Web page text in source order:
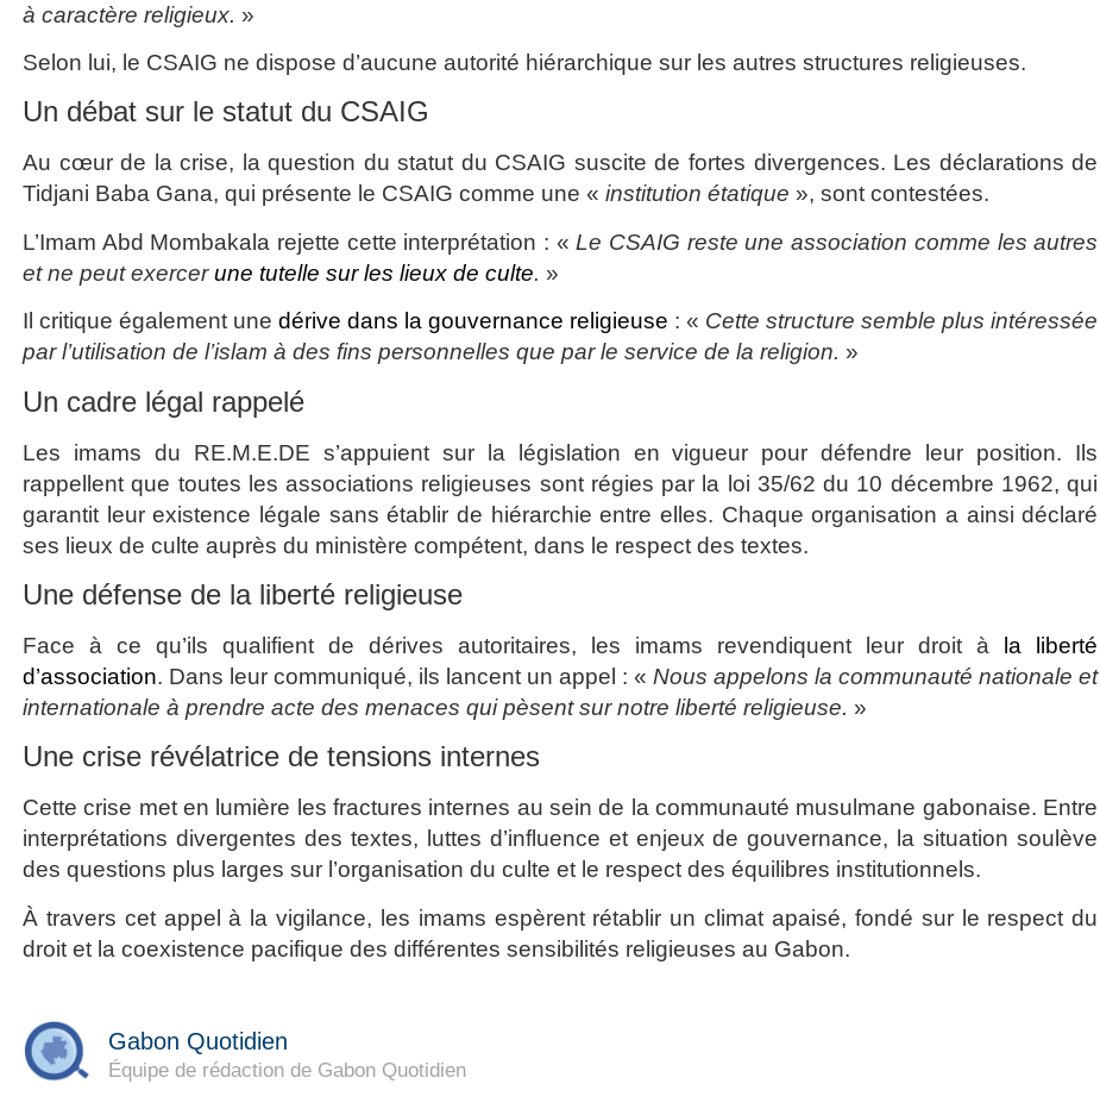
à caractère religieux. »
Selon lui, le CSAIG ne dispose d’aucune autorité hiérarchique sur les autres structures religieuses.
Un débat sur le statut du CSAIG
Au cœur de la crise, la question du statut du CSAIG suscite de fortes divergences. Les déclarations de
Tidjani Baba Gana, qui présente le CSAIG comme une « institution étatique », sont contestées.
L’Imam Abd Mombakala rejette cette interprétation : «Le CSAIG reste une association comme les autres
et ne peut exercerune tutelle sur les lieux de culte. »
Il critique également unedérive dans la gouvernance religieuse : « Cette structure semble plus intéressée
par l’utilisation de l’islam à des fins personnelles que par le service de la religion. »
Un cadre légal rappelé
Les imams du RE.M.E.DE s’appuient sur la législation en vigueur pour défendre leur position. Ils
rappellent que toutes les associations religieuses sont régies par la loi 35/62 du 10 décembre 1962, qui
garantit leur existence légale sans établir de hiérarchie entre elles. Chaque organisation a ainsi déclaré
ses lieux de culte auprès du ministère compétent, dans le respect des textes.
Une défense de la liberté religieuse
Face à ce qu’ils qualifient de dérives autoritaires, les imams revendiquent leur droit à
la liberté
d’association. Dans leur communiqué, ils lancent un appel : «Nous appelons la communauté nationale et
internationale à prendre acte des menaces qui pèsent sur notre liberté religieuse. »
Une crise révélatrice de tensions internes
Cette crise met en lumière les fractures internes au sein de la communauté musulmane gabonaise. Entre
interprétations divergentes des textes, luttes d’influence et enjeux de gouvernance, la situation soulève
des questions plus larges sur l’organisation du culte et le respect des équilibres institutionnels.
À travers cet appel à la vigilance, les imams espèrent rétablir un climat apaisé, fondé sur le respect du
droit et la coexistence pacifique des différentes sensibilités religieuses au Gabon.
Gabon Quotidien
Équipe de rédaction de Gabon Quotidien